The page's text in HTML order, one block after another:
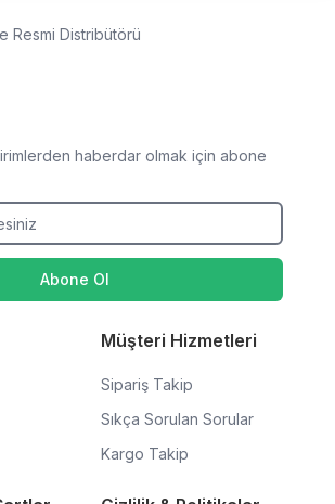
Resmi Distribütörü
haberdar olmak için abone
Abone Ol
Müşteri Hizmetleri
Sipariş Takip
Sıkça Sorulan Sorular
Kargo Takip